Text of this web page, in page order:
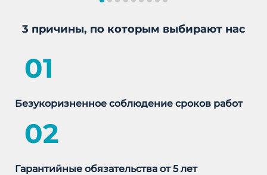
3 причины, по которым выбирают нас
01
Безукоризненное соблюдение сроков работ
02
Гарантийные обязательства от 5 лет